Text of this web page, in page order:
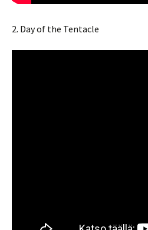
2. Day of the Tentacle